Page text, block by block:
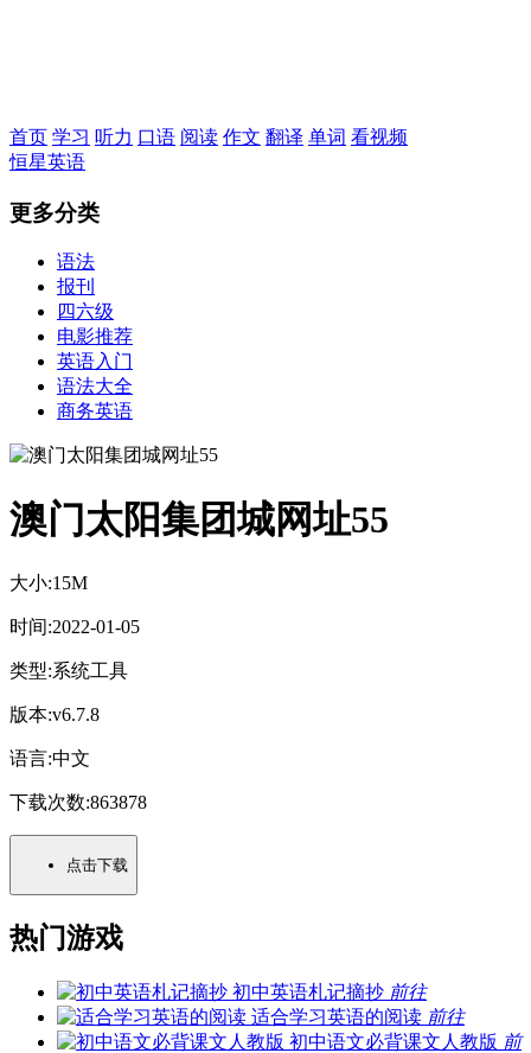
首页 学习 听力 口语 阅读 作文 翻译 单词 看视频
恒星英语
更多分类
语法
报刊
四六级
电影推荐
英语入门
语法大全
商务英语
澳门太阳集团城网址55
大小:15M
时间:2022-01-05
类型:系统工具
版本:v6.7.8
语言:中文
下载次数:863878
点击下载
热门游戏
初中英语札记摘抄 前往
适合学习英语的阅读 前往
初中语文必背课文人教版 前